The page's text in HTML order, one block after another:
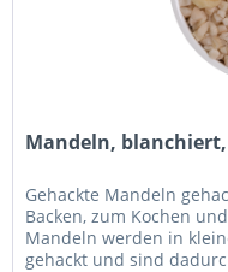
Mandeln,
Gehackte Mandeln
Backen, zum Kochen
Mandeln werden in
gehackt und sind